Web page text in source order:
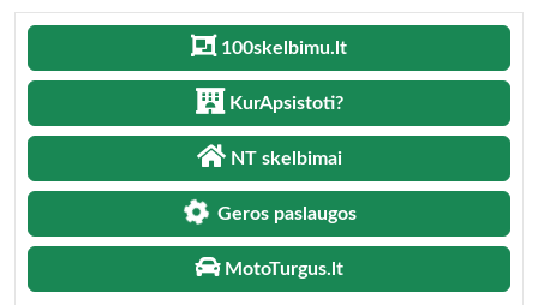
100skelbimu.lt
KurApsistoti?
NT skelbimai
Geros paslaugos
MotoTurgus.lt